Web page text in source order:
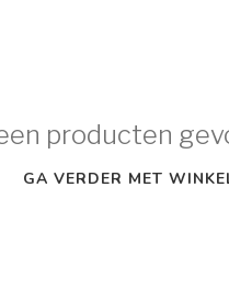
producten
GA VERDER MET